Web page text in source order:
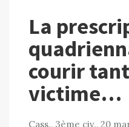
La
courir
victime…
Cass., 3ème civ., 20